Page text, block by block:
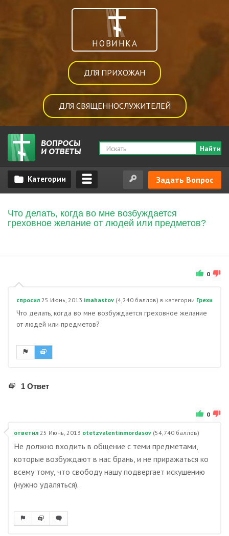
НОВИНКА
ДЛЯ ПРИХОЖАН
ДЛЯ СВЯЩЕННОСЛУЖИТЕЛЕЙ
Найти
Задать Вопрос
Что делать, когда во мне возбуждается
греховное желание от людей или предметов?
0
спросил 25 Июнь, 2013 imahastov (4,240 баллов) в категории Грехи
Что делать, когда во мне возбуждается греховное желание
от людей или предметов?
1 Ответ
0
ответил 25 Июнь, 2013 otetzvalentinmordasov (54,740 баллов)
Не должно входить в общение с теми предметами,
которые возбуждают в нас брань, и не приражаться ко
всему тому, что свободу нашу подвергает искушению
(нужно удаляться).